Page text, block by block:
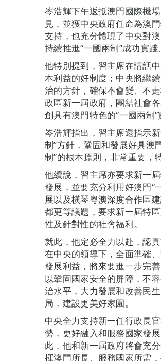
岑浩輝下午返抵澳門國際機
見，並獲中央政府任命為澳
支持，也充分體現了中央對
持續推進“一國兩制”成功實
他特別提到，習主席在講話
本利益的好制度；中央將繼
治的方針，確保不會變、不
政區新一屆政府，團結社會
創具有澳門特色的“一國兩制
岑浩輝指出，習主席還指示
制”方針，鞏固和發展好具澳
制”的根本原則，非常重要，
他續說，習主席亦要求新一
發展，並要充分利用好澳門“
展以及橫琴粵澳深度合作區
都更等議題，要求新一屆特
性及針對性的社會福利。
就此，他定必全力以赴，認
在中央的領導下，全面準確
發展利益，將來要進一步完
以鞏固國家安全的屏障，不
治水平，大力發展和改善民
局，建設更美好家園。
中央全力支持新一任行政長
勢，更好融入和服務國家發
此，他和新一屆政府將會充
揮澳門所長、服務國家所需